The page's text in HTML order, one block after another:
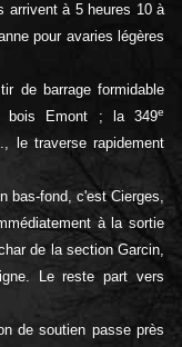
arrivent à 5 heures 10 à
pour avaries légères
de barrage formidable
bois Emont ; la 349e
le traverse rapidement
bas-fond, c'est Cierges,
à la sortie
de la section Garcin,
Le reste part vers
de soutien passe près